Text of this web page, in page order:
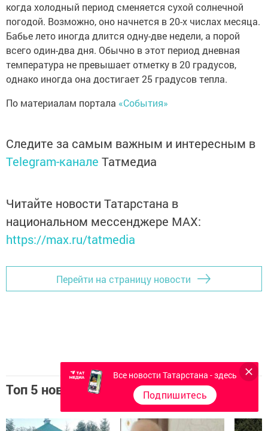
когда холодный период сменяется сухой солнечной
погодой. Возможно, оно начнется в 20-х числах месяца.
Бабье лето иногда длится одну-две недели, а порой
всего один-два дня. Обычно в этот период дневная
температура не превышает отметку в 20 градусов,
однако иногда она достигает 25 градусов тепла.
По материалам портала «События»
Следите за самым важным и интересным в
Telegram-канале Татмедиа
Читайте новости Татарстана в
национальном мессенджере MАХ:
https://max.ru/tatmedia
Перейти на страницу новости
Топ 5 новостей
Все новости Татарстана - здесь
Подпишитесь